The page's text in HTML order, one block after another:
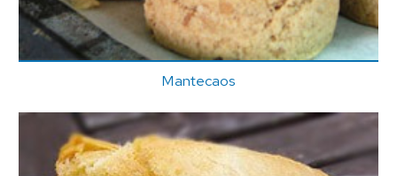
Mantecaos